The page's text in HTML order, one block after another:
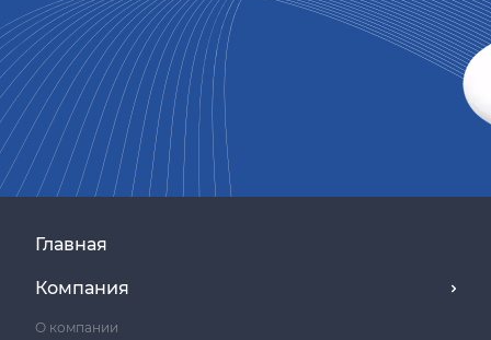
Главная
Компания
О компании